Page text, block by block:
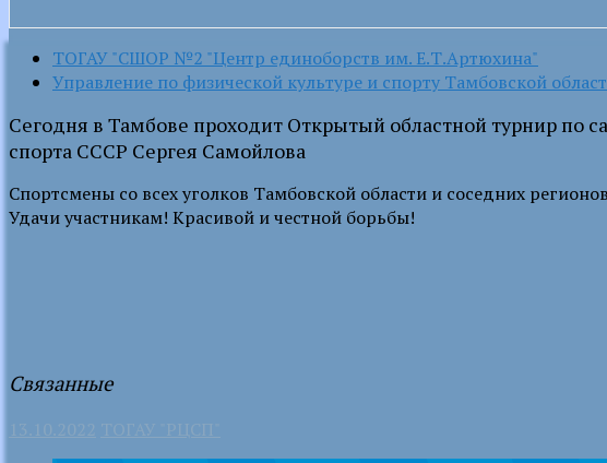
ТОГАУ "СШОР №2 "Центр единоборств им. Е.Т.Артюхина"
Управление по физической культуре и спорту Тамбовской
Сегодня в Тамбове проходит Открытый областной турнир по
спорта СССР Сергея Самойлова
Спортсмены со всех уголков Тамбовской области и соседних
Удачи участникам! Красивой и честной борьбы!
Связанные
13.10.2022 ТОГАУ "РЦСП"